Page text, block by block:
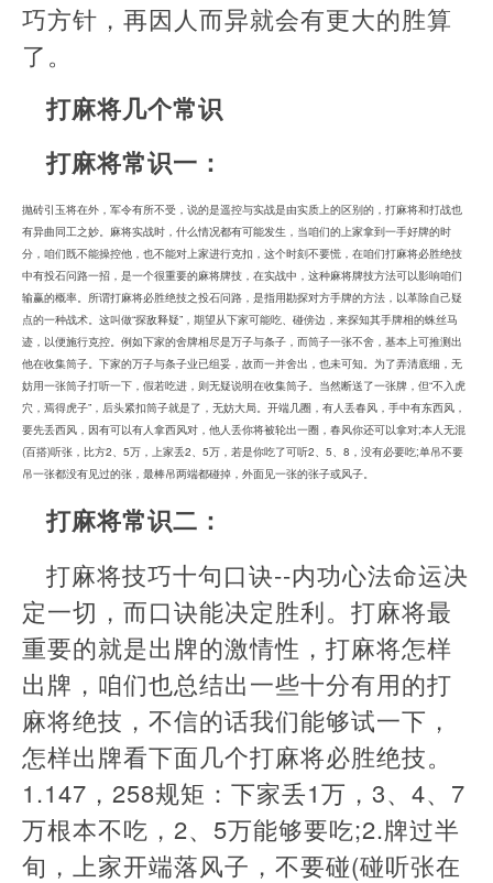
巧方针，再因人而异就会有更大的胜算
了。
打麻将几个常识
打麻将常识一：
抛砖引玉将在外，军令有所不受，说的是遥控与实战是由实质上的区别的，打麻将和打战也
有异曲同工之妙。麻将实战时，什么情况都有可能发生，当咱们的上家拿到一手好牌的时
分，咱们既不能操控他，也不能对上家进行克扣，这个时刻不要慌，在咱们打麻将必胜绝技
中有投石问路一招，是一个很重要的麻将牌技，在实战中，这种麻将牌技方法可以影响咱们
输赢的概率。所谓打麻将必胜绝技之投石问路，是指用勘探对方手牌的方法，以革除自己疑
点的一种战术。这叫做“探敌释疑”，期望从下家可能吃、碰傍边，来探知其手牌相的蛛丝马
迹，以便施行克控。例如下家的舍牌相尽是万子与条子，而筒子一张不舍，基本上可推测出
他在收集筒子。下家的万子与条子业已组妥，故而一并舍出，也未可知。为了弄清底细，无
妨用一张筒子打听一下，假若吃进，则无疑说明在收集筒子。当然断送了一张牌，但“不入虎
穴，焉得虎子”，后头紧扣筒子就是了，无妨大局。开端几圈，有人丢春风，手中有东西风，
要先丢西风，因有可以有人拿西风对，他人丢你将被轮出一圈，春风你还可以拿对;本人无混
(百搭)听张，比方2、5万，上家丢2、5万，若是你吃了可听2、5、8，没有必要吃;单吊不要
吊一张都没有见过的张，最棒吊两端都碰掉，外面见一张的张子或风子。
打麻将常识二：
打麻将技巧十句口诀--内功心法命运决
定一切，而口诀能决定胜利。打麻将最
重要的就是出牌的激情性，打麻将怎样
出牌，咱们也总结出一些十分有用的打
麻将绝技，不信的话我们能够试一下，
怎样出牌看下面几个打麻将必胜绝技。
1.147，258规矩：下家丢1万，3、4、7
万根本不吃，2、5万能够要吃;2.牌过半
旬，上家开端落风子，不要碰(碰听张在